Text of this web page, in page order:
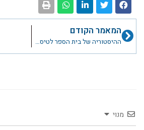
קודםהמאמר הקודם
ההיסטוריה של בית הספר לטיסה חלק א'
מנוי